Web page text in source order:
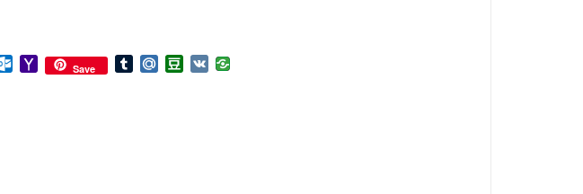
Outlook.com
Yahoo
Mail
Save TumblrMail.RuDouban
VK